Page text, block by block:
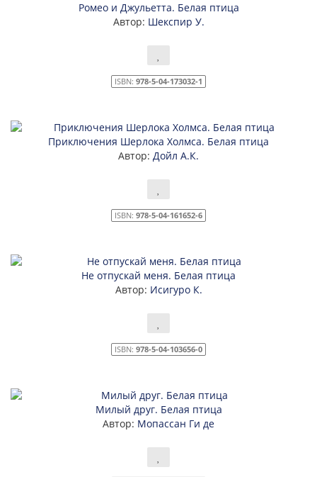
Ромео и Джульетта. Белая птица
Автор: Шекспир У.
ISBN: 978-5-04-173032-1
Приключения Шерлока Холмса. Белая птица
Автор: Дойл А.К.
ISBN: 978-5-04-161652-6
Не отпускай меня. Белая птица
Автор: Исигуро К.
ISBN: 978-5-04-103656-0
Милый друг. Белая птица
Автор: Мопассан Ги де